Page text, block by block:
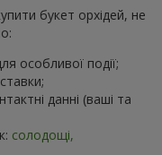
букет орхідей, не
особливої події;
данні (ваші та
солодощі,